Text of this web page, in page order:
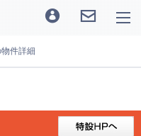
件詳細